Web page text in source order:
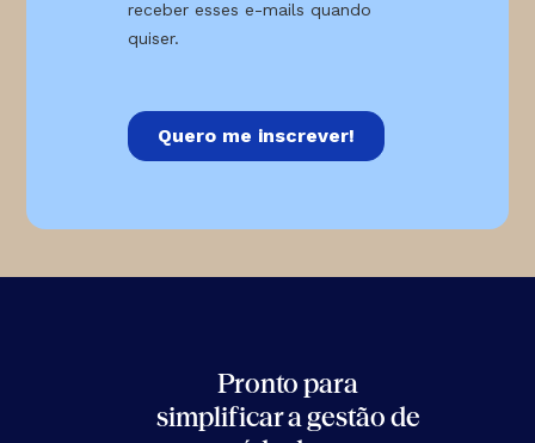
Pronto para
simplificar a gestão de